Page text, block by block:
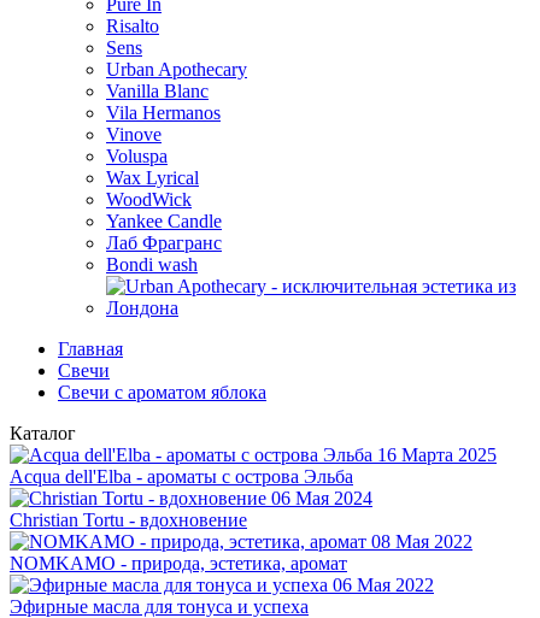
Pure In
Risalto
Sens
Urban Apothecary
Vanilla Blanc
Vila Hermanos
Vinove
Voluspa
Wax Lyrical
WoodWick
Yankee Candle
Лаб Фрагранс
Bondi wash
Главная
Свечи
Свечи с ароматом яблока
Каталог
16 Марта 2025
Acqua dell'Elba - ароматы с острова Эльба
06 Мая 2024
Christian Tortu - вдохновение
08 Мая 2022
NOMKAMO - природа, эстетика, аромат
06 Мая 2022
Эфирные масла для тонуса и успеха